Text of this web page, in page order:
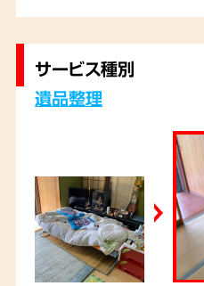
がら作業を進めました。
サービス種別
遺品整理